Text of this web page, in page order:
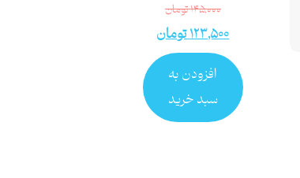
۱۴۵,۰۰۰تومان
۱۲۳,۵۰۰تومان
افزودن به
سبد خرید